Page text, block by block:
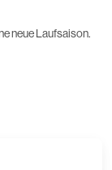
neue Laufsaison.